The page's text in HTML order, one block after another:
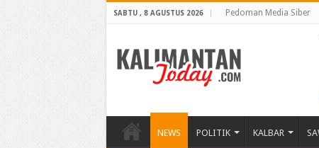
SABTU , 8 AGUSTUS 2026 Pedoman Media Siber
NEWS POLITIK KALBAR